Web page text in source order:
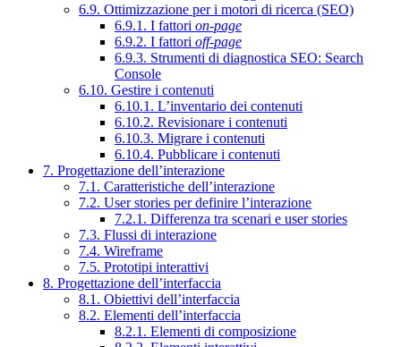
6.9. Ottimizzazione per i motori di ricerca (SEO)
6.9.1. I fattori on-page
6.9.2. I fattori off-page
6.9.3. Strumenti di diagnostica SEO: Search
Console
6.10. Gestire i contenuti
6.10.1. L’inventario dei contenuti
6.10.2. Revisionare i contenuti
6.10.3. Migrare i contenuti
6.10.4. Pubblicare i contenuti
7. Progettazione dell’interazione
7.1. Caratteristiche dell’interazione
7.2. User stories per definire l’interazione
7.2.1. Differenza tra scenari e user stories
7.3. Flussi di interazione
7.4. Wireframe
7.5. Prototipi interattivi
8. Progettazione dell’interfaccia
8.1. Obiettivi dell’interfaccia
8.2. Elementi dell’interfaccia
8.2.1. Elementi di composizione